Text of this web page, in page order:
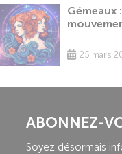
Gémeaux
25 mars
ABONNEZ-
Soyez désormais